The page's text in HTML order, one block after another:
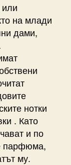
на млади
дами,
нотки
. Като
и по
парфюма,
му.